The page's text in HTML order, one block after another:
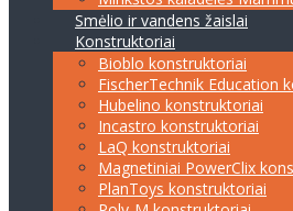
Smėlio ir vandens žaislai
Konstruktoriai
Bioblo konstruktoriai
FischerTechnik Education
Hubelino konstruktoriai
Incastro konstruktoriai
LaQ konstruktoriai
Magnetiniai PowerClix
PlanToys konstruktoriai